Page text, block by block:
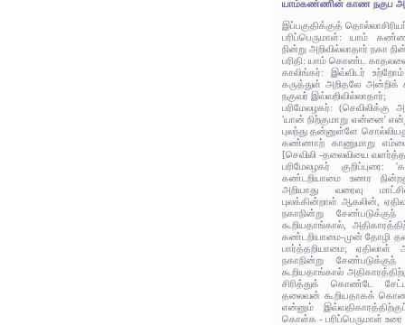
யாம்கண்ணின் காண நகுப
இப்பகுதிக்குத்
பரிப்பெருமாள்: யாம்
நின்று அறிவில்லாதார் நகா
பரிதி: யாம் கொண்ட
காலிங்கர்: இவ்விடர்
கருத்துள் அறிதலே
நகுவர் இவ்வறிவில்லாதார்;
பரிமேலழகர்: (செவிலிக்கு
'யான் நிற்குமாறு என்னை'
புலந்து தன்னுள்ளே
கண்ணாற் காணுமாறு எம்மை
[செவிலி -தலைவியை
பரிமேலழகர்
கண்டறியாமை உணர
அறியாது வரைவு
புலக்கின்றாள் ஆகலின்,
நகாநின்று
கூறியதாங்கால்,
கண்டறியாமை-முன் தோழி தன்
பார்த்தறியாமை; ஏதிலாள்
நகாநின்று
கூறியதாங்கால்
சிரித்துக் கொண்டே
தலைவன் கூறியதாகக்
என்னும்
கொள்க - பரிப்பெருமாள் உரை